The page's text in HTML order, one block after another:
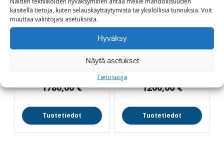
käsitellä tietoja, kuten selauskäyttäytymistä tai yksilöllisiä tunnuksia. Voit
muuttaa valintojasi asetuksista.
Hyväksy
Näytä asetukset
Tietosuoja
1780,00€
Tuotetiedot
Kierrätyspenkki
1200,00€
Tuotetiedot